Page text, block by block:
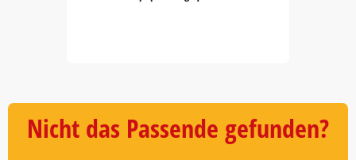
5
Nicht das Passende gefunden?